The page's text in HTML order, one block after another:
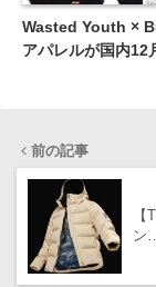
Wasted Youth ×
アパレルが国内12
前の記事
ン